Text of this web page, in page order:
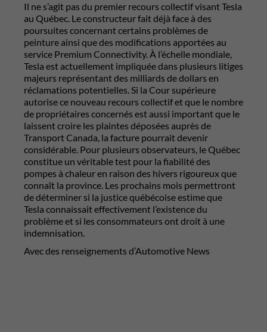
Il ne s’agit pas du premier recours collectif visant Tesla
au Québec. Le constructeur fait déjà face à des
poursuites concernant certains problèmes de
peinture ainsi que des modifications apportées au
service Premium Connectivity. À l’échelle mondiale,
Tesla est actuellement impliquée dans plusieurs litiges
majeurs représentant des milliards de dollars en
réclamations potentielles. Si la Cour supérieure
autorise ce nouveau recours collectif et que le nombre
de propriétaires concernés est aussi important que le
laissent croire les plaintes déposées auprès de
Transport Canada, la facture pourrait devenir
considérable. Pour plusieurs observateurs, le Québec
constitue un véritable test pour la fiabilité des
pompes à chaleur en raison des hivers rigoureux que
connaît la province. Les prochains mois permettront
de déterminer si la justice québécoise estime que
Tesla connaissait effectivement l’existence du
problème et si les consommateurs ont droit à une
indemnisation.
Avec des renseignements d’Automotive News